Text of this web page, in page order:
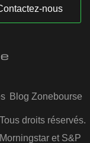
nous
Blog Zonebourse
droits réservés.
et S&P